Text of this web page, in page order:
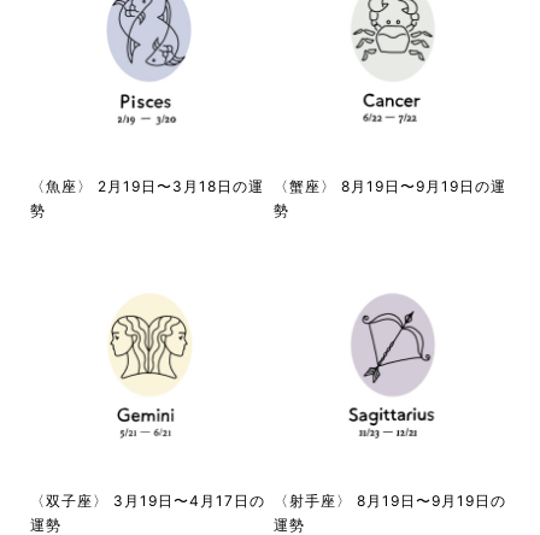
〈魚座〉 2月19日〜3月18日の運
勢
〈蟹座〉 8月19日〜9月19日の運
勢
〈双子座〉 3月19日〜4月17日の
運勢
〈射手座〉 8月19日〜9月19日の
運勢